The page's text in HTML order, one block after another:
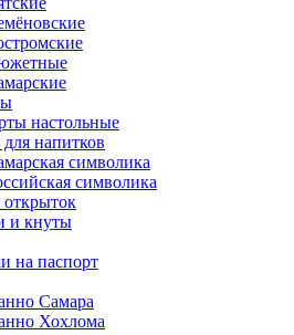
настольные
напитков
символика
символика
и кнуты
на паспорт
Самара
Хохлома